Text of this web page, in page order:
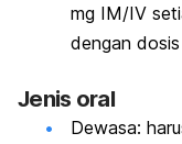
mg IM/IV
dengan
Jenis oral
Dewasa: